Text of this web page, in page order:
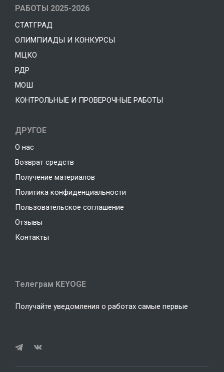
РАБОТЫ 2025-2026
СТАТГРАД
ОЛИМПИАДЫ И КОНКУРСЫ
МЦКО
РДР
МОШ
КОНТРОЛЬНЫЕ И ПРОВЕРОЧНЫЕ РАБОТЫ
ДРУГОЕ
О нас
Возврат средств
Получение материалов
Политика конфиденциальности
Пользовательское соглашение
Отзывы
Контакты
Телеграм KEYOGE
Получайте уведомления о работах самые первые